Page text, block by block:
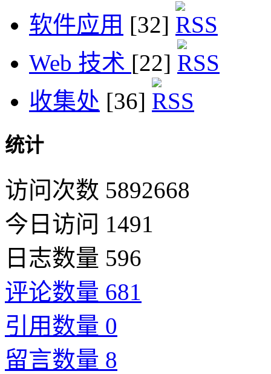
软件应用 [32]
Web 技术 [22]
收集处 [36]
统计
访问次数 5892668
今日访问 1491
日志数量 596
评论数量 681
引用数量 0
留言数量 8